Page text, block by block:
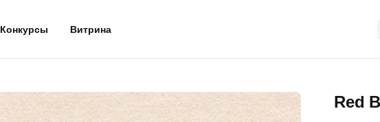
Конкурсы Витрина
Red